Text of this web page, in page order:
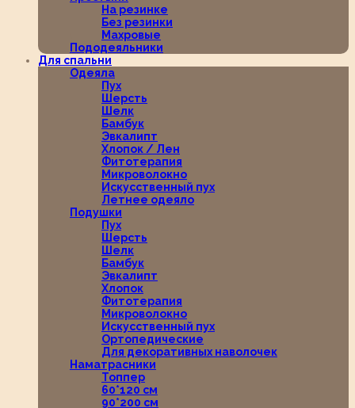
На резинке
Без резинки
Махровые
Пододеяльники
Для спальни
Одеяла
Пух
Шерсть
Шелк
Бамбук
Эвкалипт
Хлопок / Лен
Фитотерапия
Микроволокно
Искусственный пух
Летнее одеяло
Подушки
Пух
Шерсть
Шелк
Бамбук
Эвкалипт
Хлопок
Фитотерапия
Микроволокно
Искусственный пух
Ортопедические
Для декоративных наволочек
Наматрасники
Топпер
60*120 см
90*200 см